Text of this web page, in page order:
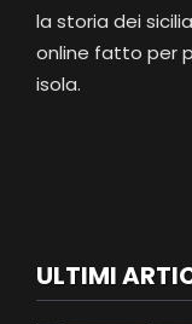
la storia dei
online fatto per
isola.
ULTIMI